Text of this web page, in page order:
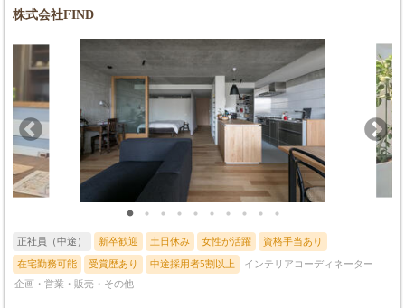
集！
株式会社FIND
正社員（中途） 新卒歓迎 土日休み 女性が活躍 資格手当あり
在宅勤務可能 受賞歴あり 中途採用者5割以上
インテリアコーディネーター
企画・営業・販売・その他